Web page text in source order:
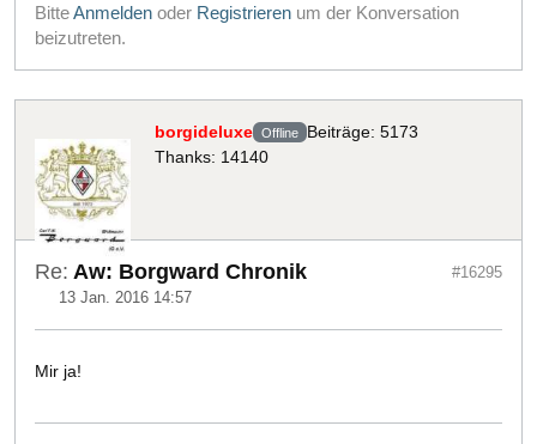
BitteAnmelden oder Registrieren um der Konversation
beizutreten.
borgideluxe Offline Beiträge: 5173
Thanks: 14140
Re: Aw: Borgward Chronik
13 Jan. 2016 14:57
#16295
Mir ja!